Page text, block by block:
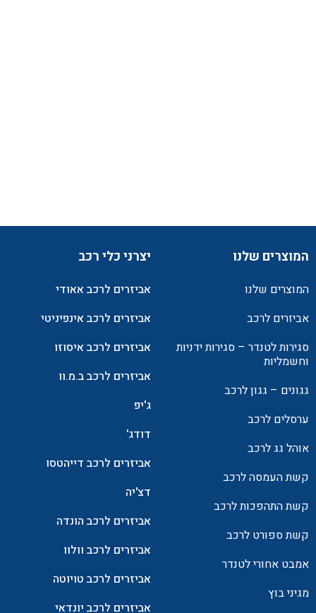
המוצרים שלנו
המוצרים שלנו
אביזרים לרכב
סגירות לטנדר – סגירות ידניות
וחשמליות
גגונים – גגון לרכב
ערסלים לרכב
אוהל גג לרכב
קשת העמסה לרכב
קשת התהפכות לרכב
קשת ספורט לרכב
אמבט אחורי לטנדר
מגיני בוץ
יצרני כלי רכב
אביזרים לרכב אאודי
אביזרים לרכב אינפיניטי
אביזרים לרכב איסוזו
אביזרים לרכב ב.מ.וו
ג'יפ
דודג'
אביזרים לרכב דייהטסו
דצ'יה
אביזרים לרכב הונדה
אביזרים לרכב וולוו
אביזרים לרכב טויוטה
אביזרים לרכב יונדאי